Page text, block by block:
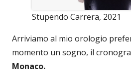
Stupendo Carrera, 2021
Arriviamo al mio orologio
momento un sogno, il
Monaco.